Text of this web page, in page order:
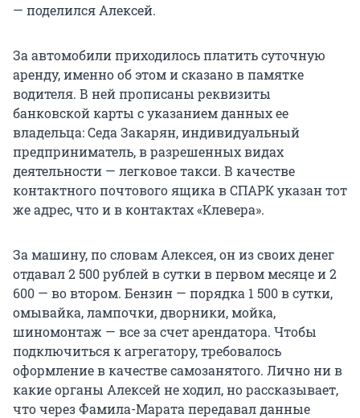
— поделился Алексей.
За автомобили приходилось платить суточную
аренду, именно об этом и сказано в памятке
водителя. В ней прописаны реквизиты
банковской карты с указанием данных ее
владельца: Седа Закарян, индивидуальный
предприниматель, в разрешенных видах
деятельности — легковое такси. В качестве
контактного почтового ящика в СПАРК указан тот
же адрес, что и в контактах «Клевера».
За машину, по словам Алексея, он из своих денег
отдавал 2 500 рублей в сутки в первом месяце и 2
600 — во втором. Бензин — порядка 1 500 в сутки,
омывайка, лампочки, дворники, мойка,
шиномонтаж — все за счет арендатора. Чтобы
подключиться к агрегатору, требовалось
оформление в качестве самозанятого. Лично ни в
какие органы Алексей не ходил, но рассказывает,
что через Фамила-Марата передавал данные